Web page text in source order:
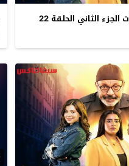
الثاني الحلقة 22